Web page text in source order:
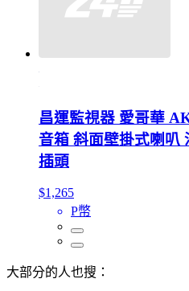
昌運監視器 愛哥華
音箱 斜面壁掛式喇叭
插頭
$1,265
P幣
大部分的人也搜：